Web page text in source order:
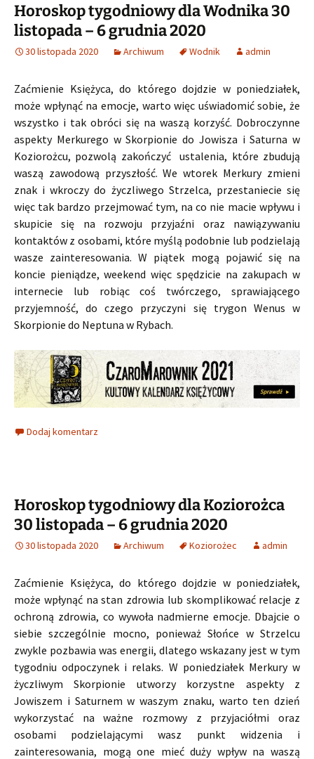
Horoskop tygodniowy dla Wodnika 30
listopada – 6 grudnia 2020
30 listopada 2020 Archiwum Wodnik admin
Zaćmienie Księżyca, do którego dojdzie w poniedziałek,
może wpłynąć na emocje, warto więc uświadomić sobie, że
wszystko i tak obróci się na waszą korzyść. Dobroczynne
aspekty Merkurego w Skorpionie do Jowisza i Saturna w
Koziorożcu, pozwolą zakończyć ustalenia, które zbudują
waszą zawodową przyszłość. We wtorek Merkury zmieni
znak i wkroczy do życzliwego Strzelca, przestaniecie się
więc tak bardzo przejmować tym, na co nie macie wpływu i
skupicie się na rozwoju przyjaźni oraz nawiązywaniu
kontaktów z osobami, które myślą podobnie lub podzielają
wasze zainteresowania. W piątek mogą pojawić się na
koncie pieniądze, weekend więc spędzicie na zakupach w
internecie lub robiąc coś twórczego, sprawiającego
przyjemność, do czego przyczyni się trygon Wenus w
Skorpionie do Neptuna w Rybach.
Dodaj komentarz
Horoskop tygodniowy dla Koziorożca
30 listopada – 6 grudnia 2020
30 listopada 2020 Archiwum Koziorożec admin
Zaćmienie Księżyca, do którego dojdzie w poniedziałek,
może wpłynąć na stan zdrowia lub skomplikować relacje z
ochroną zdrowia, co wywoła nadmierne emocje. Dbajcie o
siebie szczególnie mocno, ponieważ Słońce w Strzelcu
zwykle pozbawia was energii, dlatego wskazany jest w tym
tygodniu odpoczynek i relaks. W poniedziałek Merkury w
życzliwym Skorpionie utworzy korzystne aspekty z
Jowiszem i Saturnem w waszym znaku, warto ten dzień
wykorzystać na ważne rozmowy z przyjaciółmi oraz
osobami podzielającymi wasz punkt widzenia i
zainteresowania, mogą one mieć duży wpływ na waszą